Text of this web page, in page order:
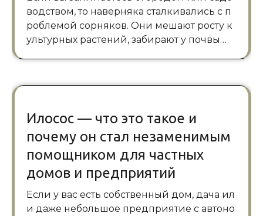
водством, то наверняка сталкивались с п
роблемой сорняков. Они мешают росту к
ультурных растений, забирают у почвы…
Илосос — что это такое и
почему он стал незаменимым
помощником для частных
домов и предприятий
Если у вас есть собственный дом, дача ил
и даже небольшое предприятие с автоно